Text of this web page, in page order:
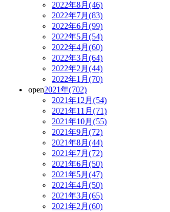
2022年8月(46)
2022年7月(83)
2022年6月(99)
2022年5月(54)
2022年4月(60)
2022年3月(64)
2022年2月(44)
2022年1月(70)
open2021年(702)
2021年12月(54)
2021年11月(71)
2021年10月(55)
2021年9月(72)
2021年8月(44)
2021年7月(72)
2021年6月(50)
2021年5月(47)
2021年4月(50)
2021年3月(65)
2021年2月(60)